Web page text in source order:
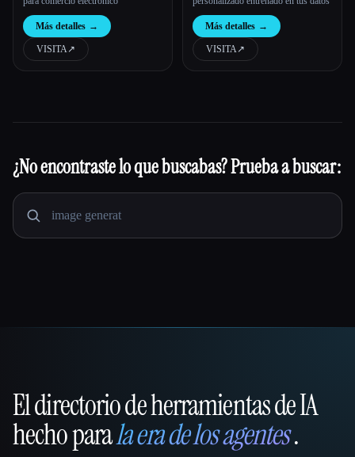
Más detalles →
VISITA↗︎
Más detalles →
VISITA↗︎
¿No encontraste lo que buscabas? Prueba a buscar:
That AI Collection
El directorio de herramientas de IA
hecho parala era de los agentes.